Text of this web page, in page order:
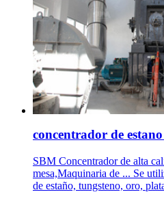
concentrador de
SBM Concentrador de alta
mesa,Maquinaria de ... Se
de estaño, tungsteno, oro,